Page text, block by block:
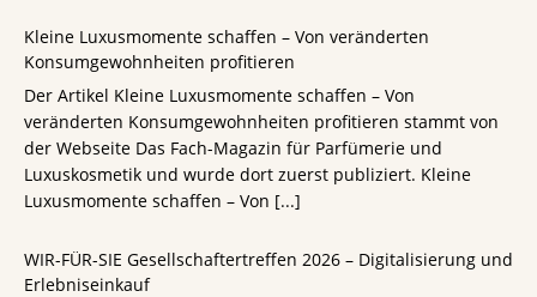
Kleine Luxusmomente schaffen – Von veränderten
Konsumgewohnheiten profitieren
Der Artikel Kleine Luxusmomente schaffen – Von
veränderten Konsumgewohnheiten profitieren stammt von
der Webseite Das Fach-Magazin für Parfümerie und
Luxuskosmetik und wurde dort zuerst publiziert. Kleine
Luxusmomente schaffen – Von [...]
WIR-FÜR-SIE Gesellschaftertreffen 2026 – Digitalisierung und
Erlebniseinkauf